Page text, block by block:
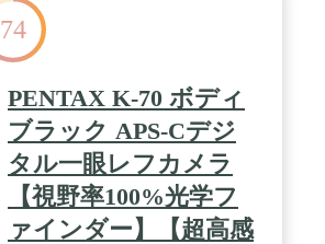
74
PENTAX K-70 ボディ
ブラック APS-Cデジ
タル一眼レフカメラ
【視野率100%光学フ
ァインダー】【超高感